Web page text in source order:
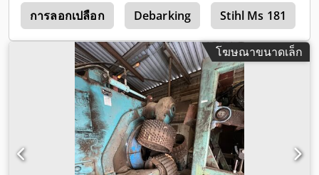
การลอกเปลือก Debarking Stihl Ms 181
โฆษณาขนาดเล็ก